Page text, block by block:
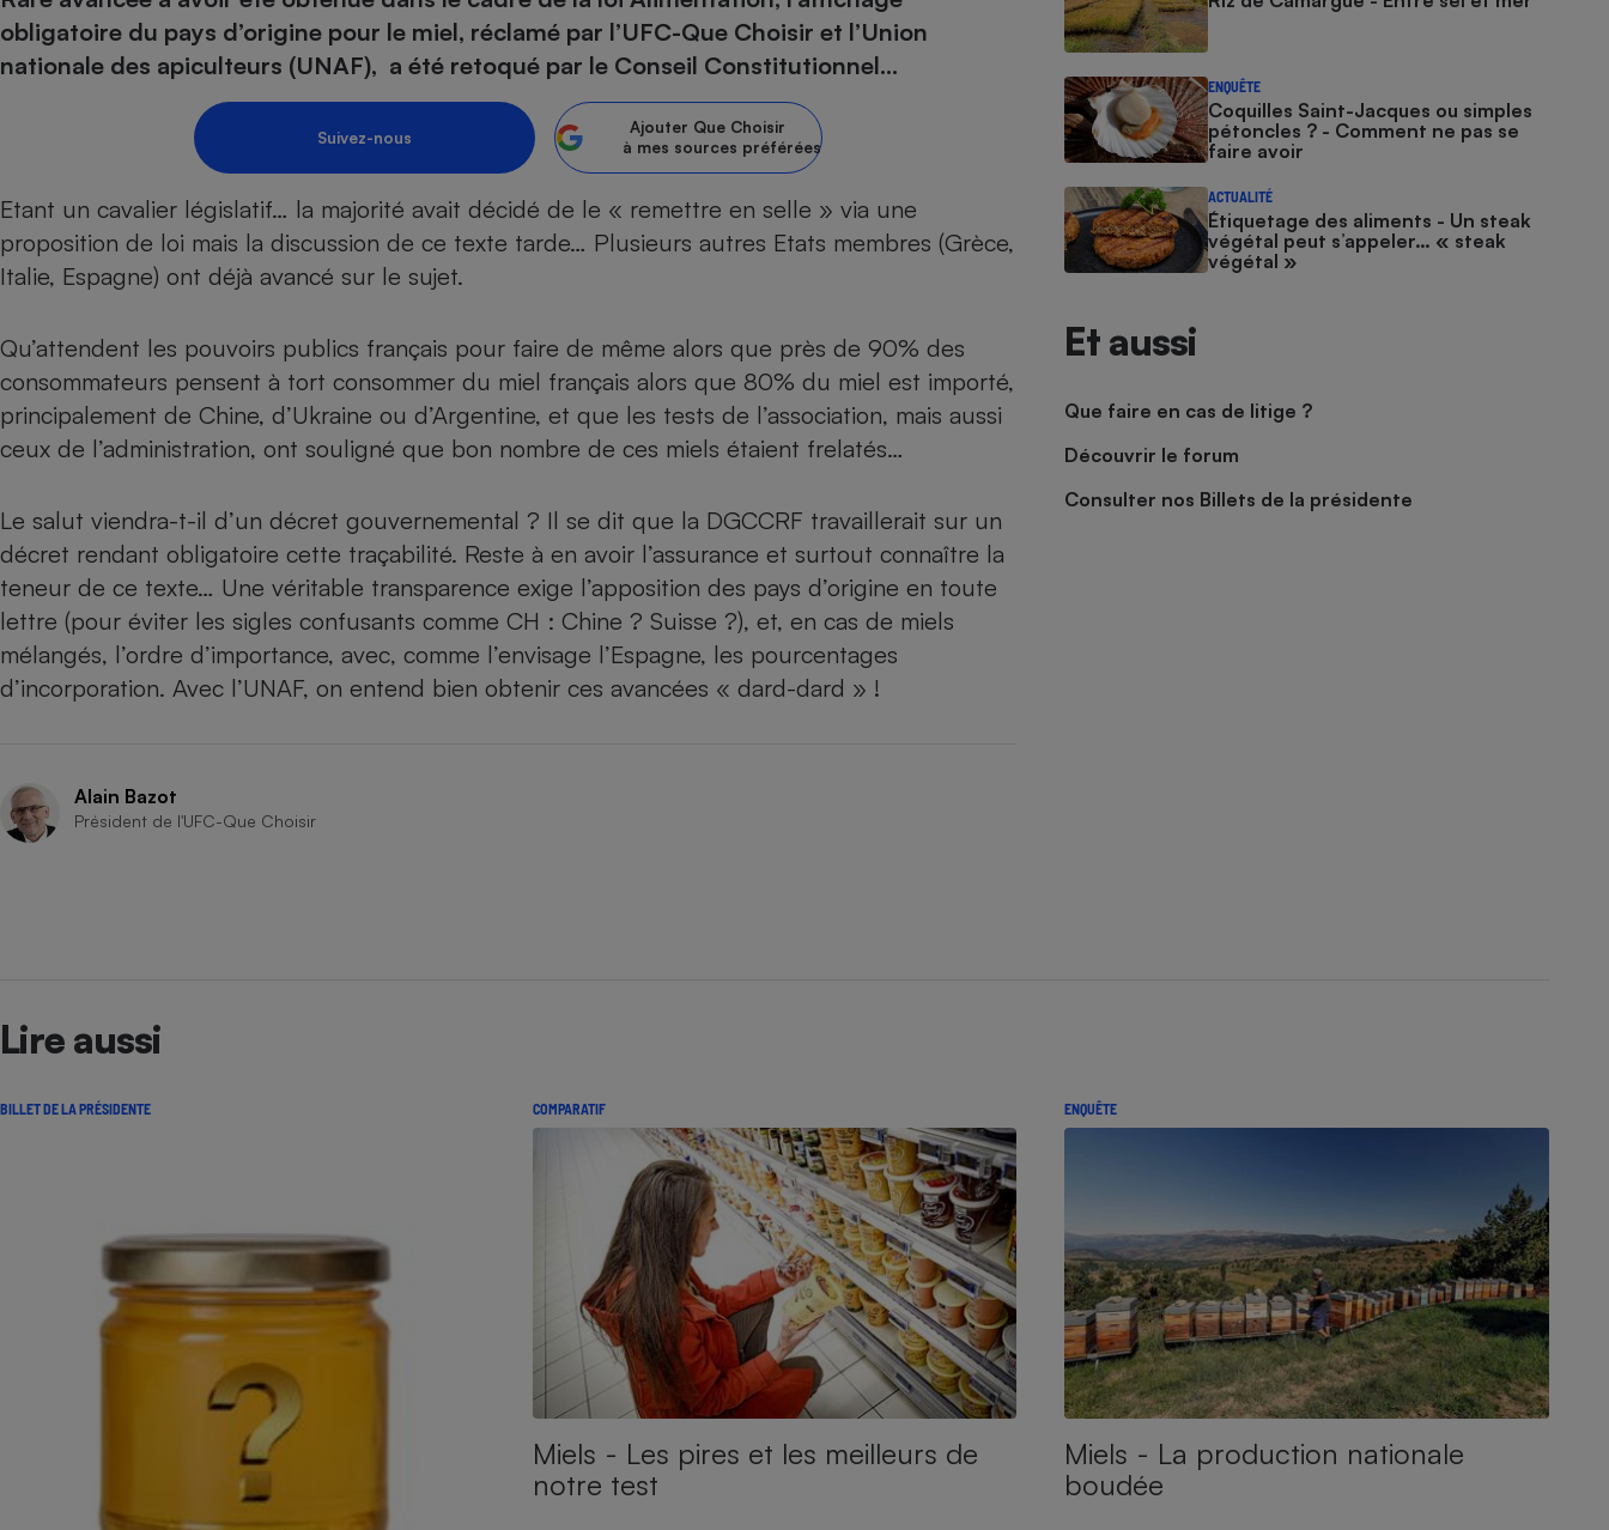
obligatoire du pays d’origine pour le miel, réclamé par l’UFC-Que Choisir et l’Union
nationale des apiculteurs (UNAF), a été retoqué par le Conseil Constitutionnel...
Suivez-nous
Ajouter Que Choisir
à mes sources préférées
Etant un cavalier législatif… la majorité avait décidé de le « remettre en selle » via une
proposition de loi mais la discussion de ce texte tarde… Plusieurs autres Etats membres (Grèce,
Italie, Espagne) ont déjà avancé sur le sujet.
Qu’attendent les pouvoirs publics français pour faire de même alors que près de 90% des
consommateurs pensent à tort consommer du miel français alors que 80% du miel est importé,
principalement de Chine, d’Ukraine ou d’Argentine, et que les tests de l’association, mais aussi
ceux de l’administration, ont souligné que bon nombre de ces miels étaient frelatés…
Le salut viendra-t-il d’un décret gouvernemental ? Il se dit que la DGCCRF travaillerait sur un
décret rendant obligatoire cette traçabilité. Reste à en avoir l’assurance et surtout connaître la
teneur de ce texte… Une véritable transparence exige l’apposition des pays d’origine en toute
lettre (pour éviter les sigles confusants comme CH : Chine ? Suisse ?), et, en cas de miels
mélangés, l’ordre d’importance, avec, comme l’envisage l’Espagne, les pourcentages
d’incorporation. Avec l’UNAF, on entend bien obtenir ces avancées « dard-dard » !
Alain Bazot
Président de l'UFC-Que Choisir
ENQUÊTE
Coquilles Saint-Jacques ou simples
pétoncles ? - Comment ne pas se
faire avoir
ACTUALITÉ
Étiquetage des aliments - Un steak
végétal peut s’appeler… « steak
végétal »
Et aussi
Que faire en cas de litige ?
Découvrir le forum
Consulter nos Billets de la présidente
Lire aussi
BILLET DE LA PRÉSIDENTE COMPARATIF
Miels - Les pires et les meilleurs de
notre test
ENQUÊTE
Miels - La production nationale
boudée
Nutrition
Produit alimentaire
Supermarché - Drive
Circuits courts et
alimentation locale
Complément
alimentaire
Foie gras
Assurance
Banque - Crédit
Assurance auto
Carburant
Contrôle technique - Réparation
Pièce détachée
Moto
Comparateur auto
Supermarché - Drive
Comparatif sèche-linge
Comparatif réfrigérateur-congélateur
Comparatif plaque à induction
Comparatif hotte aspirante
Comparatif aspirateur balai
Comparatif aspirateur traîneau
Comparatif cafetière automatique
Comparatif centrale vapeur
Gros électroménager
Petit électroménager - Ustensile
Four encastrable
Aspirateur
Comparatif smartphone
Comparatif casque audio
Comparatif barre de son
Comparatif imprimante multifonction
Comparatif ultrabook
Comparatif tablette tactile
Informatique
Internet
Téléphonie
Appareil photo
numérique
Comparatif nettoyeur haute
pression
Comparatif tondeuse robot
Comparatif poêle à granulés
Comparatif radiateur électrique
Aménagement
Bricolage - Jardinage
Chauffage
Sécurité domestique
Climatiseur -
Lessive
Comparateur mutuelle
Comparateur des devis d’opticiens
Maladie - Médecine - Médicament
Système de santé - Complémentaire santé
Maison de retraite
Retraite
Puériculture - Produit
pour bébé
Choisir son fioul
Choisir son pellet
Comparateur assurance emprunteur
Energie Moins Chère Ensemble
Tous les comparateurs
Toutes les cartes interactives
nous ?